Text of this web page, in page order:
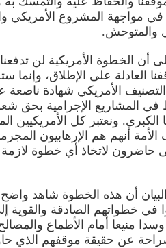
مواجهة المشروع الأمريكي
والمتوحش.
أن الخطوة الأمريكية لن تدفعنا
العادلة على الإطلاق، وإنما
التصنيف الأمريكي شهادة
في المشاريع الإجرامية بحق
الكبرى. ونعتبر كل الأمريكيين
الأمة أنهم هم الإرهابيون
حاضرون لاتخاذ أي خطوة
أن هذه الخطوة شاهد
في خطواتهم الصادقة والقوية
منيعا أمام الأطماع
صراحة عن حقيقة موقفهم الذي